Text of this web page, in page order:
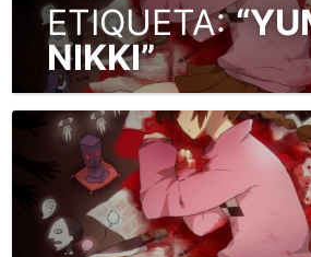
ETIQUETA:
NIKKI”